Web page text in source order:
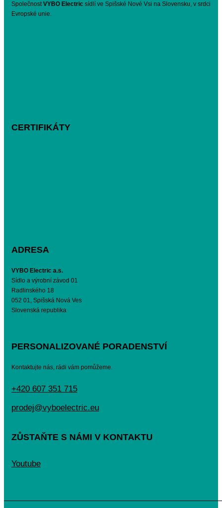
SpolečnostVYBO Electric sídlí ve Spišské Nové Vsi na Slovensku, v srdci
Evropské unie.
CERTIFIKÁTY
ADRESA
VYBO Electric a.s.
Sídlo a výrobní závod 01
Radlinského 18
052 01, Spišská Nová Ves
Slovenská republika
PERSONALIZOVANÉ PORADENSTVÍ
Kontaktujte nás, rádi vám pomůžeme.
+420 607 351 715
prodej@vyboelectric.eu
ZŮSTAŇTE S NÁMI V KONTAKTU
Youtube